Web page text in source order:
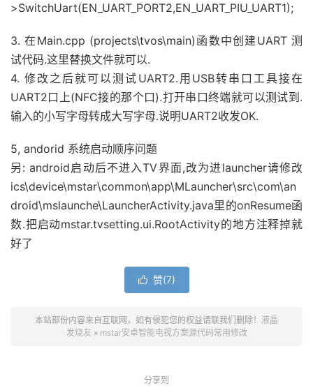
>SwitchUart(EN_UART_PORT2,EN_UART_PIU_UART1);
3. 在Main.cpp (projects\tvos\main)函数中创建UART 测
试代码.这里替换文件就可以.
4. 修改之后就可以测试UART2.用USB转串口工具接在
UART2口上(NFC接的那个口).打开串口终端就可以测试到.
输入的小写字母转成大写字母.说明UART2收发OK.
5, andorid 系统启动顺序问题
另: android启动后不进入TV界面,改为进launcher请修改
ics\device\mstar\common\app\MLauncher\src\com\an
droid\mslaunche\LauncherActivity.java里的onResume函
数.把启动mstar.tvsetting.ui.RootActivity的地方注释掉就
好了
 赞(7)
本站部份内容来自互联网，如有侵犯您的权益请联我们删除！ 液晶
发烧友 » mstar安卓智能电视方案源代码常用修改
分享到